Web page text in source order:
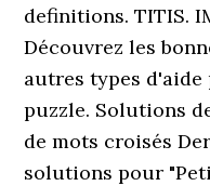
definitions. TITIS.
Découvrez les
autres types
puzzle. Solutions
de mots croisés
solutions pour